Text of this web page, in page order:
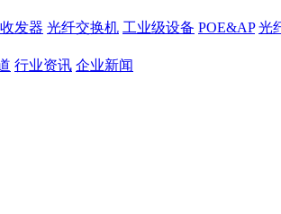
收发器 光纤交换机 工业级设备 POE&AP 光
行业资讯 企业新闻